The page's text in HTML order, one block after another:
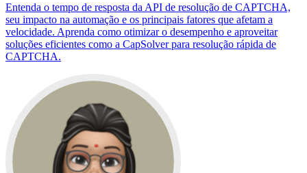
Entenda o tempo de resposta da API de resolução de CAPTCHA,
seu impacto na automação e os principais fatores que afetam a
velocidade. Aprenda como otimizar o desempenho e aproveitar
soluções eficientes como a CapSolver para resolução rápida de
CAPTCHA.